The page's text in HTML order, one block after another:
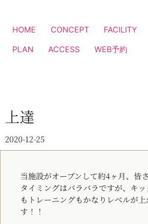
HOME CONCEPT FACILITY
PLAN
ACCESS WEB予約
上達
2020-12-25
当施設がオープンして約4ヶ月、皆
タイミングはバラバラですが、キ
もトレーニングもかなりレベルが
す！！